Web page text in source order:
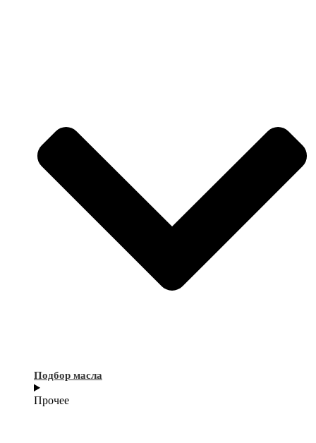
Подбор масла
Прочее